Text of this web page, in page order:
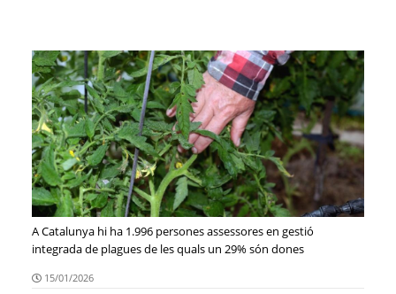
A Catalunya hi ha 1.996 persones assessores en gestió
integrada de plagues de les quals un 29% són dones
15/01/2026